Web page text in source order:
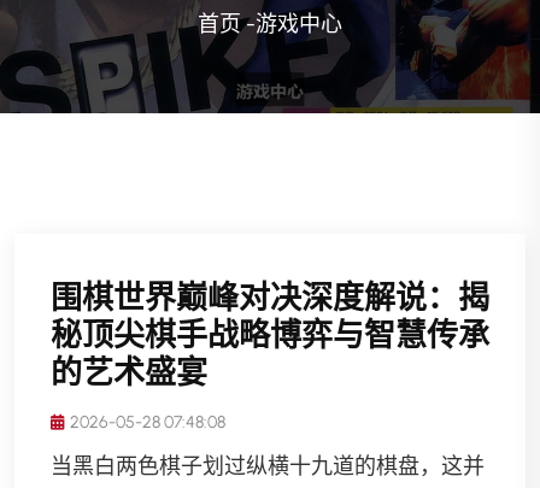
首页-游戏中心
围棋世界巅峰对决深度解说：揭
秘顶尖棋手战略博弈与智慧传承
的艺术盛宴
2026-05-28 07:48:08
当黑白两色棋子划过纵横十九道的棋盘，这并